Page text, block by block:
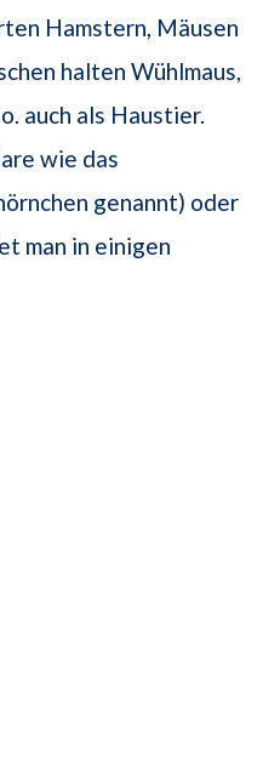
Hamstern, Mäusen
halten Wühlmaus,
auch als Haustier.
wie das
genannt) oder
man in einigen